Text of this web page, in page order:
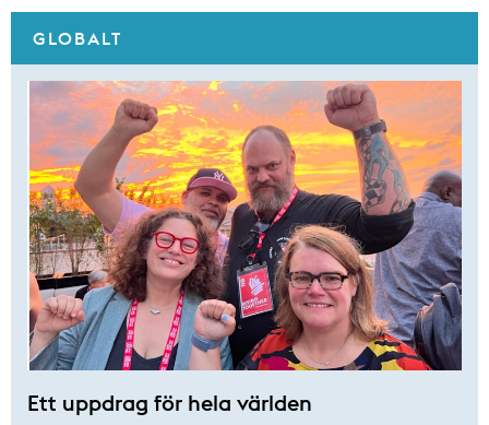
GLOBALT
Ett uppdrag för hela världen